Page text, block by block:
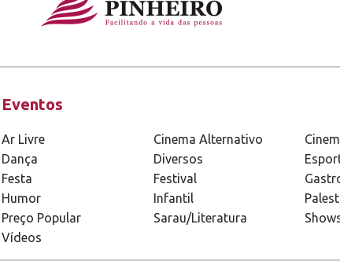
Eventos
Ar Livre Cinema Alternativo
Dança
Diversos
Festa
Festival
Humor
Infantil
Preço Popular
Sarau/Literatura
Vídeos